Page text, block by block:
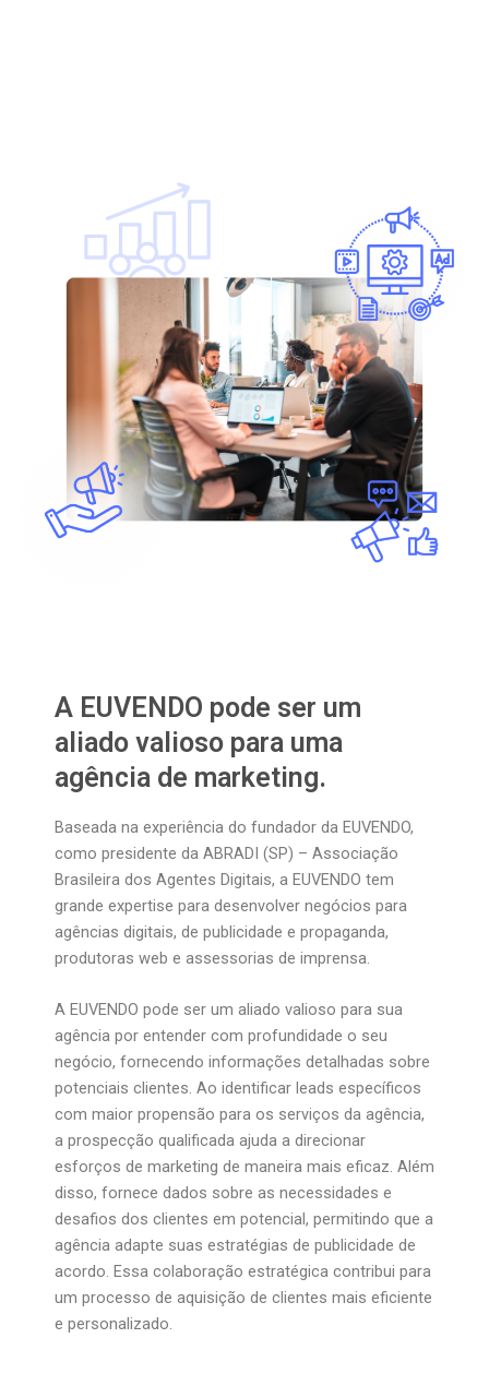
A EUVENDO pode ser um
aliado valioso para uma
agência de marketing.
Baseada na experiência do fundador da EUVENDO,
como presidente da ABRADI (SP) – Associação
Brasileira dos Agentes Digitais, a EUVENDO tem
grande expertise para desenvolver negócios para
agências digitais, de publicidade e propaganda,
produtoras web e assessorias de imprensa.
A EUVENDO pode ser um aliado valioso para sua
agência por entender com profundidade o seu
negócio, fornecendo informações detalhadas sobre
potenciais clientes. Ao identificar leads específicos
com maior propensão para os serviços da agência,
a prospecção qualificada ajuda a direcionar
esforços de marketing de maneira mais eficaz. Além
disso, fornece dados sobre as necessidades e
desafios dos clientes em potencial, permitindo que a
agência adapte suas estratégias de publicidade de
acordo. Essa colaboração estratégica contribui para
um processo de aquisição de clientes mais eficiente
e personalizado.